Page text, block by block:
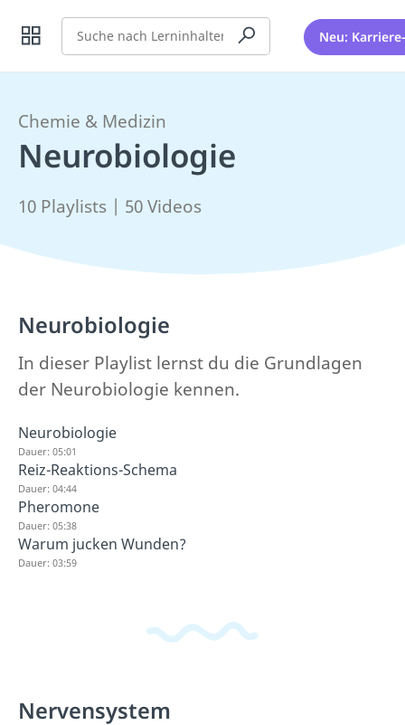
Suche Neu:
Chemie & Medizin
Neurobiologie
10 Playlists | 50 Videos
Neurobiologie
In dieser Playlist lernst du die Grundlagen
der Neurobiologie kennen.
Neurobiologie
Dauer: 05:01
Reiz-Reaktions-Schema
Dauer: 04:44
Pheromone
Dauer: 05:38
Warum jucken Wunden?
Dauer: 03:59
Nervensystem